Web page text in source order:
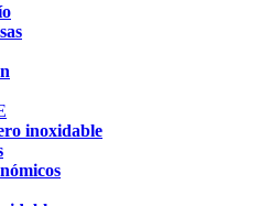
inoxidable